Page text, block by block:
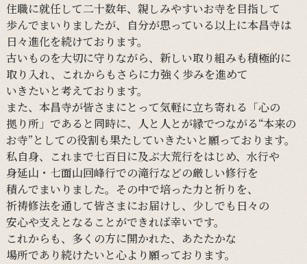
住職に就任して二十数年、 親しみやすいお寺を目指して
歩んでまいりましたが、 自分が思っている以上に本昌寺は
日々進化を続けております。
古いものを大切に守りながら、 新しい取り組みも積極的に
取り入れ、
これからも さらに力強く 歩みを進めて
いきたいと考えております。
また、 本昌寺が皆さまにとって気軽に立ち寄れる 「心の
拠り所」であると同時に、 人と 人とが縁でつながる“本来の
お寺”と しての役割も果たしていきたいと願っております。
私自身、
これまで七百日に及ぶ大荒行をはじめ、 水行や
身延山・ 七面山回峰行での滝行などの厳しい修行を
積んでまいりました。 その中で培った力と祈りを、
祈祷修法を通して皆さまにお届けし、 少しでも 日々の
安心や支えとなる ことができれば幸いです。
これからも、 多くの方に開かれた、 あたたかな
場所であり続けたいと心より願っております。